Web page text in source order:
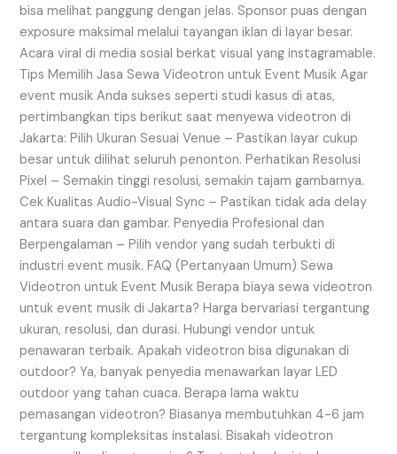
bisa melihat panggung dengan jelas. Sponsor puas dengan
exposure maksimal melalui tayangan iklan di layar besar.
Acara viral di media sosial berkat visual yang instagramable.
Tips Memilih Jasa Sewa Videotron untuk Event Musik Agar
event musik Anda sukses seperti studi kasus di atas,
pertimbangkan tips berikut saat menyewa videotron di
Jakarta: Pilih Ukuran Sesuai Venue – Pastikan layar cukup
besar untuk dilihat seluruh penonton. Perhatikan Resolusi
Pixel – Semakin tinggi resolusi, semakin tajam gambarnya.
Cek Kualitas Audio-Visual Sync – Pastikan tidak ada delay
antara suara dan gambar. Penyedia Profesional dan
Berpengalaman – Pilih vendor yang sudah terbukti di
industri event musik. FAQ (Pertanyaan Umum) Sewa
Videotron untuk Event Musik Berapa biaya sewa videotron
untuk event musik di Jakarta? Harga bervariasi tergantung
ukuran, resolusi, dan durasi. Hubungi vendor untuk
penawaran terbaik. Apakah videotron bisa digunakan di
outdoor? Ya, banyak penyedia menawarkan layar LED
outdoor yang tahan cuaca. Berapa lama waktu
pemasangan videotron? Biasanya membutuhkan 4-6 jam
tergantung kompleksitas instalasi. Bisakah videotron